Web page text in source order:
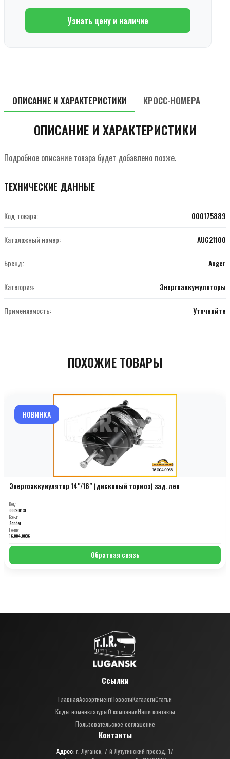
Узнать цену и наличие
ОПИСАНИЕ И ХАРАКТЕРИСТИКИ КРОСС-НОМЕРА
ОПИСАНИЕ И ХАРАКТЕРИСТИКИ
Подробное описание товара будет добавлено позже.
ТЕХНИЧЕСКИЕ ДАННЫЕ
Код товара: 000175889
Каталожный номер: AUG21100
Бренд: Auger
Категория: Энергоаккумуляторы
Применяемость: Уточняйте
ПОХОЖИЕ ТОВАРЫ
НОВИНКА
Энергоаккумулятор 14"/16" (дисковый тормоз) зад. лев
Код:
000201131
Бренд:
Sonder
Номер:
16.004.0036
Обратная связь
Ссылки
ГлавнаяАссортиментНовостиКаталогиСтатьи
Коды номенклатурыО компанииНаши контакты
Пользовательское соглашение
Контакты
Адрес:г. Луганск, 7-й Лутугинский проезд, 17